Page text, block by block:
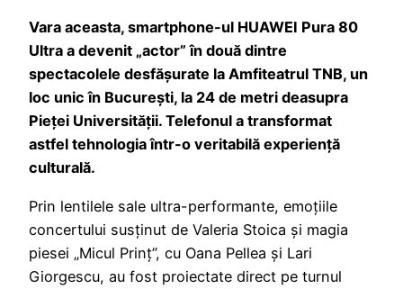
Vara aceasta, smartphone-ul HUAWEI Pura 80
Ultra a devenit „actor” în două dintre
spectacolele desfășurate la Amfiteatrul TNB, un
loc unic în București, la 24 de metri deasupra
Pieței Universității. Telefonul a transformat
astfel tehnologia într-o veritabilă experiență
culturală.
Prin lentilele sale ultra-performante, emoțiile
concertului susținut de Valeria Stoica și magia
piesei „Micul Prinț”, cu Oana Pellea și Lari
Giorgescu, au fost proiectate direct pe turnul